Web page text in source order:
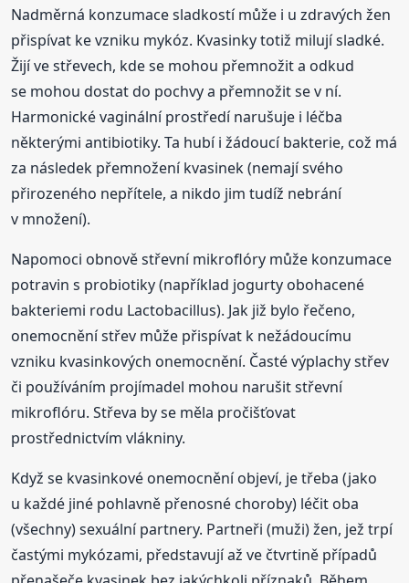
Nadměrná konzumace sladkostí může i u zdravých žen
přispívat ke vzniku mykóz. Kvasinky totiž milují sladké.
Žijí ve střevech, kde se mohou přemnožit a odkud
se mohou dostat do pochvy a přemnožit se v ní.
Harmonické vaginální prostředí narušuje i léčba
některými antibiotiky. Ta hubí i žádoucí bakterie, což má
za následek přemnožení kvasinek (nemají svého
přirozeného nepřítele, a nikdo jim tudíž nebrání
v množení).
Napomoci obnově střevní mikroflóry může konzumace
potravin s probiotiky (například jogurty obohacené
bakteriemi rodu Lactobacillus). Jak již bylo řečeno,
onemocnění střev může přispívat k nežádoucímu
vzniku kvasinkových onemocnění. Časté výplachy střev
či používáním projímadel mohou narušit střevní
mikroflóru. Střeva by se měla pročišťovat
prostřednictvím vlákniny.
Když se kvasinkové onemocnění objeví, je třeba (jako
u každé jiné pohlavně přenosné choroby) léčit oba
(všechny) sexuální partnery. Partneři (muži) žen, jež trpí
častými mykózami, představují až ve čtvrtině případů